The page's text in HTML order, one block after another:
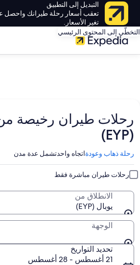
التبديل إلى التطبيق
تعقب أسعار رحلة طيرانك واحصل
تغير الأسعار.
التخطّي إلى المحتوى الرئيسي
رحلات طيران رخيصة
(EYP)
رحلة ذهاب وعودةاتجاه واحدتشمل عدة مدن
رحلات طيران مباشرة فقط
الانطلاق من
يوبال (EYP)
الوجهة
تحديد التواريخ
21 أغسطس - 28 أغسطس